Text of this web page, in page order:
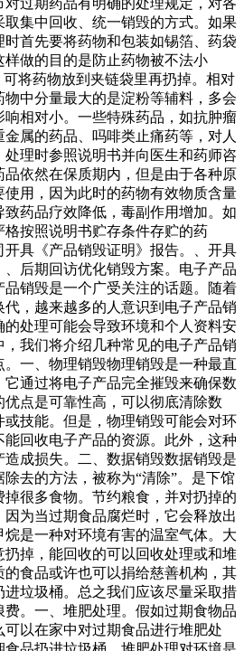
过期药品有明确的处理规定，对各
集中回收、统一销毁的方式。如果
首先要将药物和包装如锡箔、药袋
做的目的是防止药物被不法小
可将药物放到夹链袋里再扔掉。相对
中分量最大的是淀粉等辅料，多会
相对小。一些特殊药品，如抗肿瘤
属的药品、吗啡类止痛药等，对人
理时参照说明书并向医生和药师咨
依然在保质期内，但是由于各种原
使用，因为此时的药物有效物质含量
致药品疗效降低，毒副作用增加。如
按照说明书贮存条件存贮的药
具《产品销毁证明》报告。、开具
后期回访优化销毁方案。电子产品
销毁是一个广受关注的话题。随着
，越来越多的人意识到电子产品销
处理可能会导致环境和个人资料安
我们将介绍几种常见的电子产品销
一、物理销毁物理销毁是一种最直
通过将电子产品完全摧毁来确保数
点是可靠性高，可以彻底清除数
技能。但是，物理销毁可能会对环
回收电子产品的资源。此外，这种
成损失。二、数据销毁数据销毁是
去的方法，被称为“清除”。是下馆
很多食物。节约粮食，并对扔掉的
为当过期食品腐烂时，它会释放出
是一种对环境有害的温室气体。大
掉，能回收的可以回收处理或和堆
食品或许也可以捐给慈善机构，其
垃圾桶。总之我们应该尽量采取措
。一、堆肥处理。假如过期食物品
以在家中对过期食品进行堆肥处